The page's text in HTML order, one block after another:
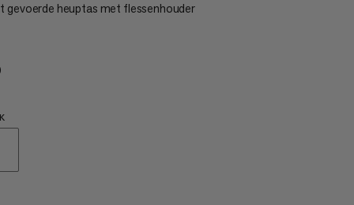
gevoerde heuptas met flessenhouder